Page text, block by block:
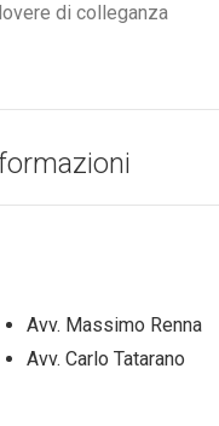
di colleganza
Avv. Massimo Renna
Avv. Carlo Tatarano